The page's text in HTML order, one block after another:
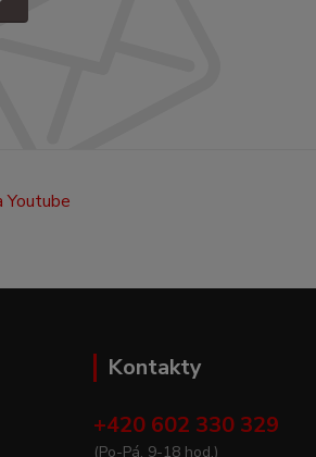
Kontakty
+420 602 330 329
(Po-Pá, 9-18 hod.)